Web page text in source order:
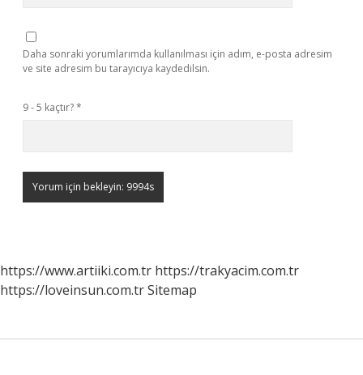
Daha sonraki yorumlarımda kullanılması için adım, e-posta adresim
ve site adresim bu tarayıcıya kaydedilsin.
9 - 5 kaçtır?*
https://www.artiiki.com.tr https://trakyacim.com.tr
https://loveinsun.com.trSitemap